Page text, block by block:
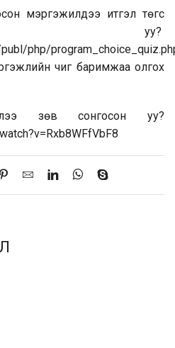
мэргэжилдээ итгэл төгс
уу?
publ/php/
чиг баримжаа олгох
зөв сонгосон уу?